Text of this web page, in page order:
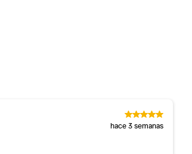
hace 3 semanas